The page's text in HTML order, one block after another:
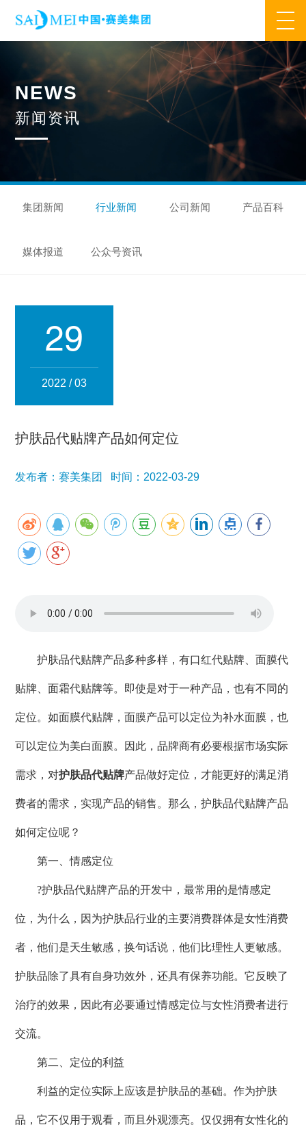
业务范围
核心业务 合作模式 合作流程 产品中心
研发优势 管理优势 品质优势 产能优势
设备优势
集万草® 完美宜生® 抖抖舒®
赛美化妆品 赛美医药
人事管理
集团新闻 行业新闻 公司新闻 产品百科
媒体报道
公众号资讯
NEWS
新闻资讯
集团新闻 行业新闻 公司新闻 产品百科
媒体报道 公众号资讯
29
2022 / 03
护肤品代贴牌产品如何定位
发布者：赛美集团 时间：2022-03-29
护肤品代贴牌产品多种多样，有口红代贴牌、面膜代
贴牌、面霜代贴牌等。即使是对于一种产品，也有不同的
定位。如面膜代贴牌，面膜产品可以定位为补水面膜，也
可以定位为美白面膜。因此，品牌商有必要根据市场实际
需求，对护肤品代贴牌产品做好定位，才能更好的满足消
费者的需求，实现产品的销售。那么，护肤品代贴牌产品
如何定位呢？
第一、情感定位
?护肤品代贴牌产品的开发中，最常用的是情感定
位，为什么，因为护肤品行业的主要消费群体是女性消费
者，他们是天生敏感，换句话说，他们比理性人更敏感。
护肤品除了具有自身功效外，还具有保养功能。它反映了
治疗的效果，因此有必要通过情感定位与女性消费者进行
交流。
第二、定位的利益
利益的定位实际上应该是护肤品的基础。作为护肤
品，它不仅用于观看，而且外观漂亮。仅仅拥有女性化的